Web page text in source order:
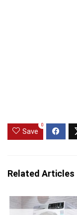
Save
0
Related Articles